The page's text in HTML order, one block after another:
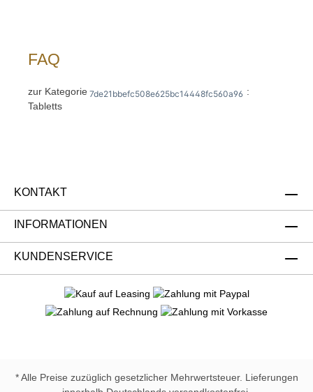
FAQ
zur Kategorie 7de21bbefc508e625bc14448fc560a96 :
Tabletts
KONTAKT
INFORMATIONEN
KUNDENSERVICE
* Alle Preise zuzüglich gesetzlicher Mehrwertsteuer. Lieferungen